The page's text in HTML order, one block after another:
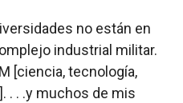
no están en
industrial militar.
[ciencia, tecnología,
. . .y muchos de mis